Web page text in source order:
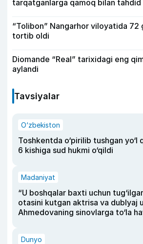
tarqatganlarga qamoq bilan tahdid
“Tolibon” Nangarhor viloyatida 72
tortib oldi
Diomande “Real” tarixidagi eng
aylandi
Tavsiyalar
O‘zbekiston
Toshkentda o‘pirilib tushgan yo‘l
6 kishiga sud hukmi o‘qildi
Madaniyat
“U boshqalar baxti uchun
otasini kutgan aktrisa va dublyaj
Ahmedovaning sinovlarga to‘la
Dunyo